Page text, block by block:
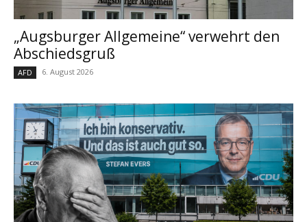
„Augsburger Allgemeine“ verwehrt den
Abschiedsgruß
AFD 6. August 2026